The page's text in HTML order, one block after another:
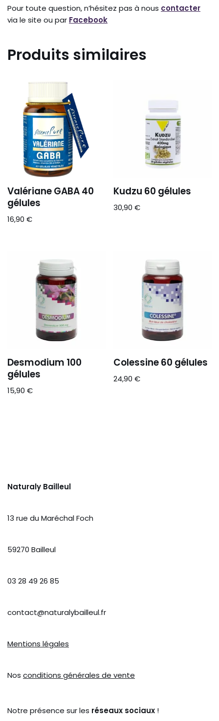
Pour toute question, n’hésitez pas à nous contacter
via le site ou par Facebook
Produits similaires
Valériane GABA 40
gélules
16,90 €
Kudzu 60 gélules
30,90€
Desmodium 100
gélules
15,90 €
Colessine 60 gélules
24,90€
Naturaly Bailleul
13 rue du Maréchal Foch
59270 Bailleul
03 28 49 26 85
contact@naturalybailleul.fr
Mentions légales
Nos conditions générales de vente
Notre présence sur les réseaux sociaux !